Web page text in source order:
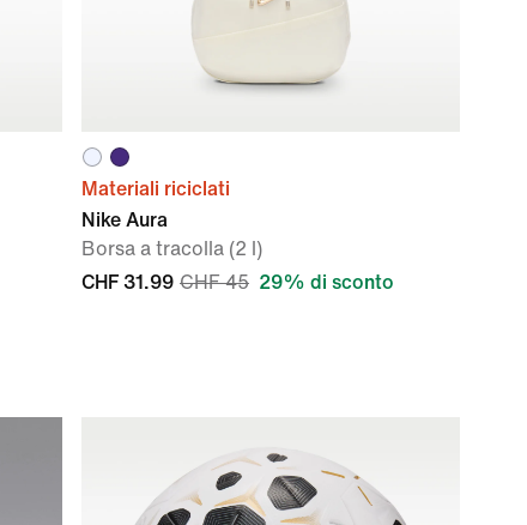
Materiali riciclati
Nike Aura
Borsa a tracolla (2 l)
CHF 31.99 CHF 45 29% di sconto